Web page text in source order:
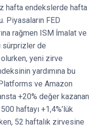
hafta endekslerde hafta
Piyasaların FED
rağmen ISM İmalat ve
sürprizler de
yeni zirve
yardımına bu
ve Amazon
+20% değer kazanan
haftayı +1,4%’lük
52 haftalık zirvesine